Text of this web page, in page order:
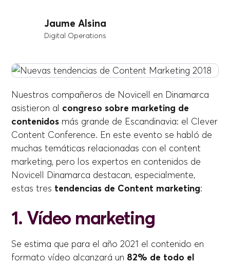
Jaume Alsina
Digital Operations
Nuestros compañeros de Novicell en Dinamarca
asistieron al congreso sobre marketing de
contenidos más grande de Escandinavia: el Clever
Content Conference. En este evento se habló de
muchas temáticas relacionadas con el content
marketing, pero los expertos en contenidos de
Novicell Dinamarca destacan, especialmente,
estas tres tendencias de Content marketing:
1. Vídeo marketing
Se estima que para el año 2021 el contenido en
formato vídeo alcanzará un 82% de todo el